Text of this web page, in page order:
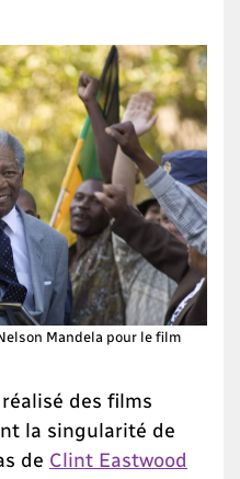
Mandela pour le film
des films
la singularité de
de Clint Eastwood